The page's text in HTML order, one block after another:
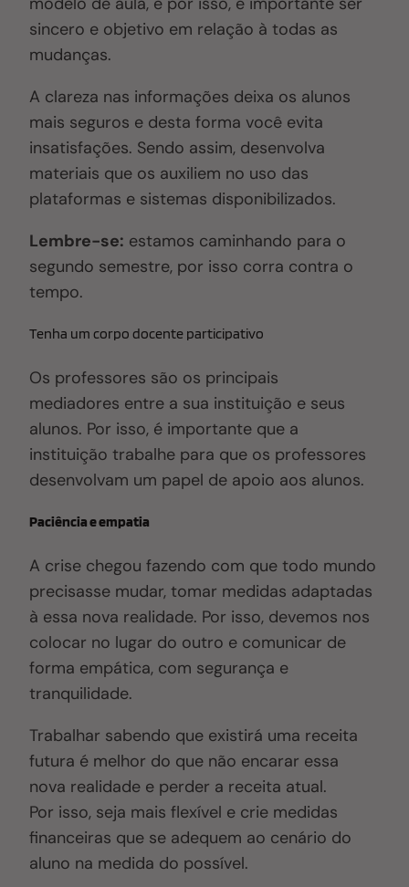
sincero e objetivo em relação à todas as
mudanças.
A clareza nas informações deixa os alunos
mais seguros e desta forma você evita
insatisfações. Sendo assim, desenvolva
materiais que os auxiliem no uso das
plataformas e sistemas disponibilizados.
Lembre-se: estamos caminhando para o
segundo semestre, por isso corra contra o
tempo.
Tenha um corpo docente participativo
Os professores são os principais
mediadores entre a sua instituição e seus
alunos. Por isso, é importante que a
instituição trabalhe para que os professores
desenvolvam um papel de apoio aos alunos.
Paciência e empatia
A crise chegou fazendo com que todo mundo
precisasse mudar, tomar medidas adaptadas
à essa nova realidade. Por isso, devemos nos
colocar no lugar do outro e comunicar de
forma empática, com segurança e
tranquilidade.
Trabalhar sabendo que existirá uma receita
futura é melhor do que não encarar essa
nova realidade e perder a receita atual.
Por isso, seja mais flexível e crie medidas
financeiras que se adequem ao cenário do
aluno na medida do possível.